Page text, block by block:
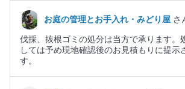
お庭の管理とお手入れ・みどり屋 さ
伐採、抜根ゴミの処分は当方で承ります。
しては予め現地確認後のお見積もりに提示
す。